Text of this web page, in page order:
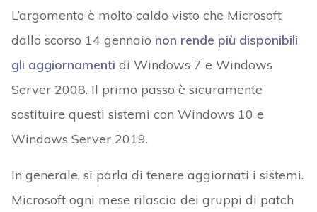
L’argomento è molto caldo visto che Microsoft
dallo scorso 14 gennaio non rende più disponibili
gli aggiornamenti di Windows 7 e Windows
Server 2008. Il primo passo è sicuramente
sostituire questi sistemi con Windows 10 e
Windows Server 2019.
In generale, si parla di tenere aggiornati i sistemi.
Microsoft ogni mese rilascia dei gruppi di patch